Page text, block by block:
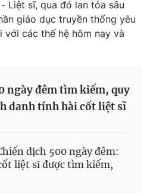
Liệt sĩ, qua đó lan tỏa sâu
giáo dục truyền thống yêu
với các thế hệ hôm nay và
ngày đêm tìm kiếm, quy
danh tính hài cốt liệt sĩ
dịch 500 ngày đêm:
liệt sĩ được tìm kiếm,